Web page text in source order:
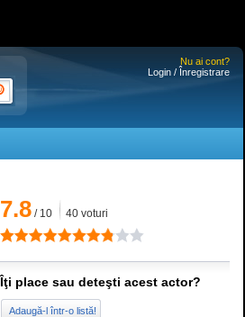
Nu ai cont?
Login / Înregistrare
7.8 / 10 40 voturi
Îţi place sau deteşti acest actor?
Adaugă-l într-o listă!